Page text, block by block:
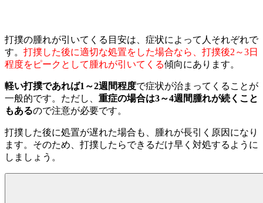
打撲の腫れが引いてくる目安は、症状によって人それぞれで
す。 打撲した後に適切な処置をした場合なら、打撲後2～3日
程度をピークとして腫れが引いてくる傾向にあります。
軽い打撲であれば1～2週間程度で症状が治まってくることが
一般的です。ただし、 重症の場合は3～4週間腫れが続くこと
もあるので注意が必要です。
打撲した後に処置が遅れた場合も、腫れが長引く原因になり
ます。そのため、打撲したらできるだけ早く対処するように
しましょう。